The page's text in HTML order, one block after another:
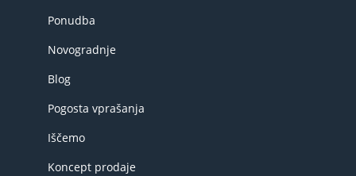
Ponudba
Novogradnje
Blog
Pogosta vprašanja
Iščemo
Koncept prodaje